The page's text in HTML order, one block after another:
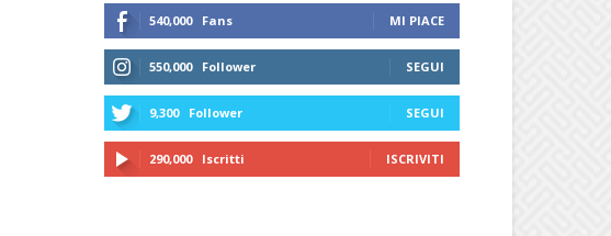
540,000 Fans MI PIACE
550,000 Follower SEGUI
9,300 Follower SEGUI
290,000 Iscritti ISCRIVITI